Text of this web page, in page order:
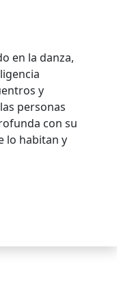
en la danza,
y
personas
con su
lo habitan y